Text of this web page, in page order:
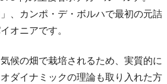
」、カンポ・デ・ボルハで最初の元詰
オニアです。
候の畑で栽培されるため、実質的に
ダイナミックの理論も取り入れた方